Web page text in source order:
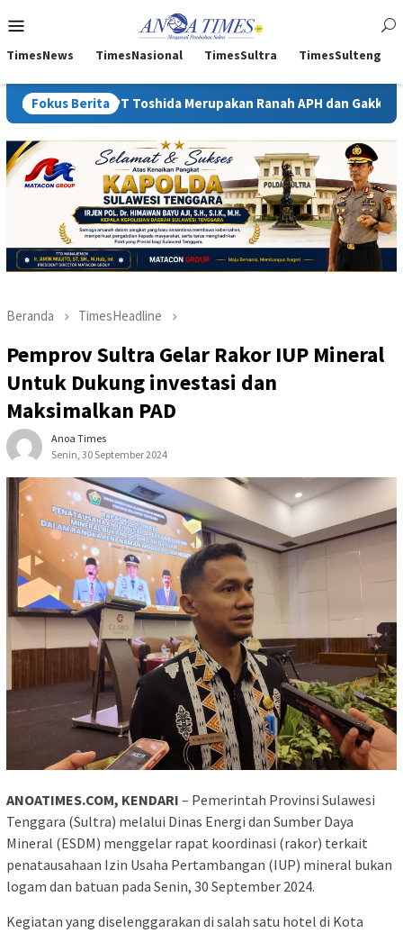
ke
Mobile
TimesNews TimesNasional TimesSultra TimesSulteng
Fokus Berita
Merupakan Ranah APH dan Gakkum ESDM Kejati
Beranda TimesHeadline
Pemprov Sultra Gelar Rakor IUP Mineral
Untuk Dukung investasi dan
Maksimalkan PAD
Anoa Times
Senin, 30 September 2024
ANOATIMES.COM, KENDARI – Pemerintah Provinsi Sulawesi
Tenggara (Sultra) melalui Dinas Energi dan Sumber Daya
Mineral (ESDM) menggelar rapat koordinasi (rakor) terkait
penatausahaan Izin Usaha Pertambangan (IUP) mineral bukan
logam dan batuan pada Senin, 30 September 2024.
Kegiatan yang diselenggarakan di salah satu hotel di Kota